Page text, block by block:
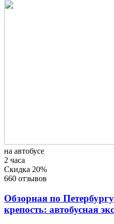
на автобусе
2 часа
Скидка 20%
660 отзывов
Обзорная по
крепость: автобусная